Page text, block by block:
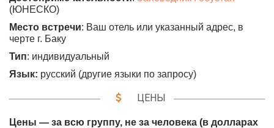
(ЮНЕСКО)
Место встречи: Ваш отель или указанный адрес, в
черте г. Баку
Тип: индивидуальный
Язык: русский (другие языки по запросу)
ЦЕНЫ
Цены — за всю группу, не за человека (в долларах